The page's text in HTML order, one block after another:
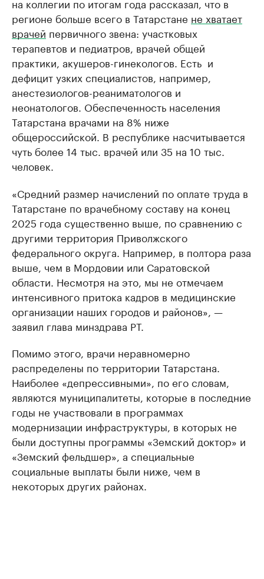
регионе больше всего в Татарстане не хватает
врачей первичного звена: участковых
терапевтов и педиатров, врачей общей
практики, акушеров-гинекологов. Есть и
дефицит узких специалистов, например,
анестезиологов-реаниматологов и
неонатологов. Обеспеченность населения
Татарстана врачами на 8% ниже
общероссийской. В республике насчитывается
чуть более 14 тыс. врачей или 35 на 10 тыс.
человек.
«Средний размер начислений по оплате труда в
Татарстане по врачебному составу на конец
2025 года существенно выше, по сравнению с
другими территория Приволжского
федерального округа. Например, в полтора раза
выше, чем в Мордовии или Саратовской
области. Несмотря на это, мы не отмечаем
интенсивного притока кадров в медицинские
организации наших городов и районов», —
заявил глава минздрава РТ.
Помимо этого, врачи неравномерно
распределены по территории Татарстана.
Наиболее «депрессивными», по его словам,
являются муниципалитеты, которые в последние
годы не участвовали в программах
модернизации инфраструктуры, в которых не
были доступны программы «Земский доктор» и
«Земский фельдшер», а специальные
социальные выплаты были ниже, чем в
некоторых других районах.